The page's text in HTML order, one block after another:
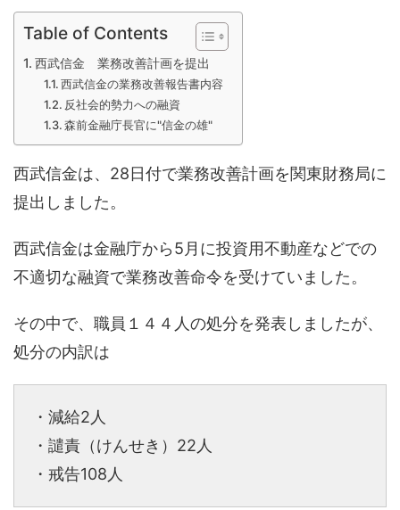
Table of Contents
西武信金 業務改善計画を提出
西武信金の業務改善報告書内容
反社会的勢力への融資
森前金融庁長官に"信金の雄"
西武信金は、28日付で業務改善計画を関東財務局に
提出しました。
西武信金は金融庁から5月に投資用不動産などでの
不適切な融資で業務改善命令を受けていました。
その中で、職員１４４人の処分を発表しましたが、
処分の内訳は
・減給2人
・譴責（けんせき）22人
・戒告108人